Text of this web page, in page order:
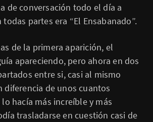
de conversación todo el día a
partes era “El Ensabanado”.
de la primera aparición, el
apareciendo, pero ahora en dos
entre si, casi al mismo
diferencia de unos cuantos
hacía más increíble y más
trasladarse en cuestión casi de